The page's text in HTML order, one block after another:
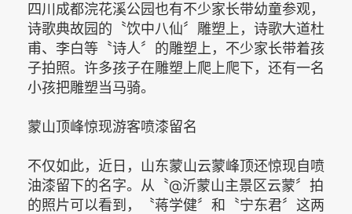
四川成都浣花溪公园也有不少家长带幼童参观，
诗歌典故园的〝饮中八仙〞雕塑上，诗歌大道杜
甫、李白等〝诗人〞的雕塑上，不少家长带着孩
子拍照。许多孩子在雕塑上爬上爬下，还有一名
小孩把雕塑当马骑。
蒙山顶峰惊现游客喷漆留名
不仅如此，近日，山东蒙山云蒙峰顶还惊现自喷
油漆留下的名字。从〝@沂蒙山主景区云蒙〞拍
的照片可以看到，〝蒋学健〞和〝宁东君〞这两